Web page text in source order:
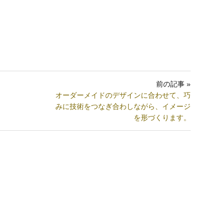
前の記事 »
オーダーメイドのデザインに合わせて、巧
みに技術をつなぎ合わしながら、イメージ
を形づくります。